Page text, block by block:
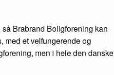
Brabrand Boligforening kan
med et velfungerende og
men i hele den danske